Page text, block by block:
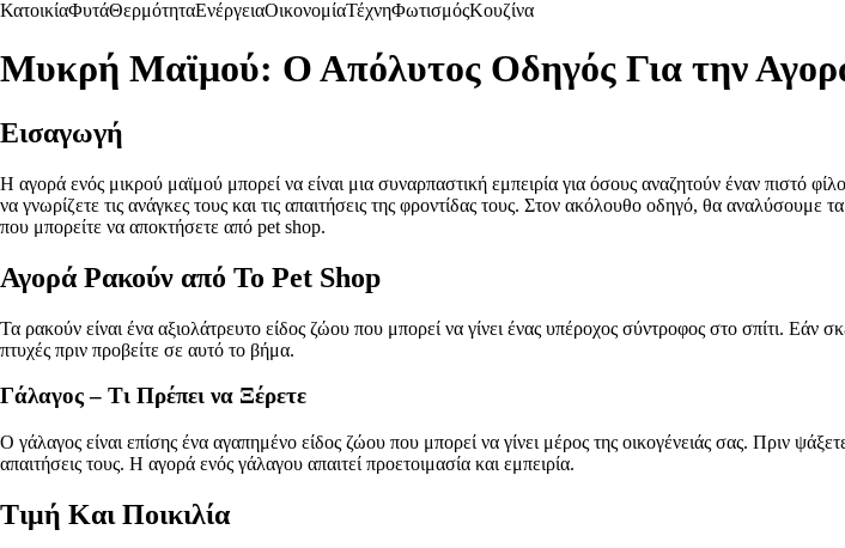
ΚατοικίαΦυτάΘερμότηταΕνέργειαΟικονομίαΤέχνηΦωτισμόςΚουζίνα
Μυκρή Μαϊμού: Ο Απόλυτος Οδηγός Για την
Εισαγωγή
Η αγορά ενός μικρού μαϊμού μπορεί να είναι μια συναρπαστική εμπειρία για όσους αναζητούν έναν πιστό
να γνωρίζετε τις ανάγκες τους και τις απαιτήσεις της φροντίδας τους. Στον ακόλουθο οδηγό, θα
που μπορείτε να αποκτήσετε από pet shop.
Αγορά Ρακούν από Το Pet Shop
Τα ρακούν είναι ένα αξιολάτρευτο είδος ζώου που μπορεί να γίνει ένας υπέροχος σύντροφος στο σπίτι.
πτυχές πριν προβείτε σε αυτό το βήμα.
Γάλαγος – Τι Πρέπει να Ξέρετε
Ο γάλαγος είναι επίσης ένα αγαπημένο είδος ζώου που μπορεί να γίνει μέρος της οικογένειάς σας. Πριν
απαιτήσεις τους. Η αγορά ενός γάλαγου απαιτεί προετοιμασία και εμπειρία.
Τιμή Και Ποικιλία